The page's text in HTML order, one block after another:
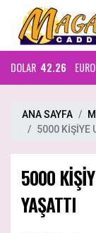
DOLAR 42.26 EURO
ANA SAYFA
5000 KİŞİYE
5000
YAŞATTI